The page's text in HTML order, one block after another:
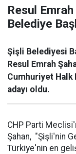
Resul
Belediye
Şişli Belediyesi
Resul Emrah
Cumhuriyet Halk
adayı oldu.
CHP Parti
Şahan, "Şişli'nin
Türkiye'nin en